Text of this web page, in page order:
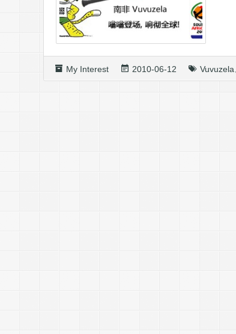
My Interest 2010-06-12 Vuvuzela